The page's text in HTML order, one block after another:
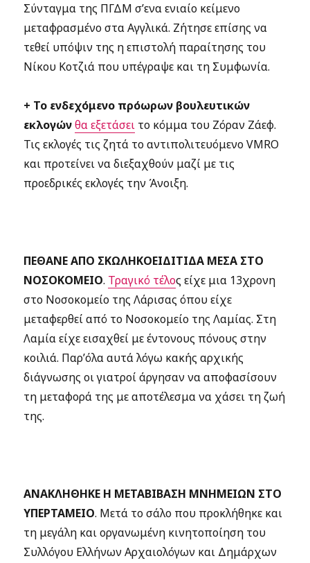
Σύνταγμα της ΠΓΔΜ σ’ενα ενιαίο κείμενο
μεταφρασμένο στα Αγγλικά. Ζήτησε επίσης να
τεθεί υπόψιν της η επιστολή παραίτησης του
Νίκου Κοτζιά που υπέγραψε και τη Συμφωνία.
+ Το ενδεχόμενο πρόωρων βουλευτικών
εκλογών θα εξετάσει το κόμμα του Ζόραν Ζάεφ.
Τις εκλογές τις ζητά το αντιπολιτευόμενο VMRO
και προτείνει να διεξαχθούν μαζί με τις
προεδρικές εκλογές την Άνοιξη.
ΠΕΘΑΝΕ ΑΠΟ ΣΚΩΛΗΚΟΕΙΔΙΤΙΔΑ ΜΕΣΑ ΣΤΟ
ΝΟΣΟΚΟΜΕΙΟ. Τραγικό τέλος είχε μια 13χρονη
στο Νοσοκομείο της Λάρισας όπου είχε
μεταφερθεί από το Νοσοκομείο της Λαμίας. Στη
Λαμία είχε εισαχθεί με έντονους πόνους στην
κοιλιά. Παρ’όλα αυτά λόγω κακής αρχικής
διάγνωσης οι γιατροί άργησαν να αποφασίσουν
τη μεταφορά της με αποτέλεσμα να χάσει τη ζωή
της.
ΑΝΑΚΛΗΘΗΚΕ Η ΜΕΤΑΒΙΒΑΣΗ ΜΝΗΜΕΙΩΝ ΣΤΟ
ΥΠΕΡΤΑΜΕΙΟ. Μετά το σάλο που προκλήθηκε και
τη μεγάλη και οργανωμένη κινητοποίηση του
Συλλόγου Ελλήνων Αρχαιολόγων και Δημάρχων